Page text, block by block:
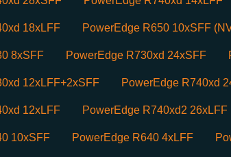
18xLFF PowerEdge R650 10xSFF
8xSFF PowerEdge R730xd 24xSFF
12xLFF+2xSFF PowerEdge R740xd
12xLFF PowerEdge R740xd2 26xLFF
10xSFF PowerEdge R640 4xLFF